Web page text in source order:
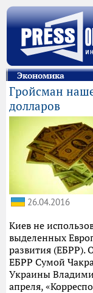
Экономика
Гройсман
долларов
26.04.2016
Киев не
выделенных
развития (ЕБРР).
ЕБРР Сумой
Украины
апреля,